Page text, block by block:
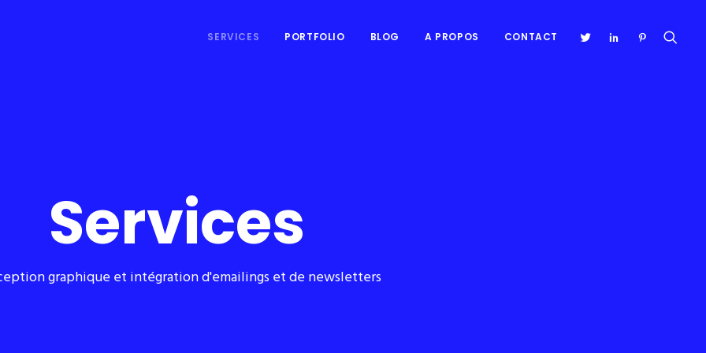
SERVICES PORTFOLIO BLOG A PROPOS CONTACT
Services
graphique et intégration d'emailings et de newsletters